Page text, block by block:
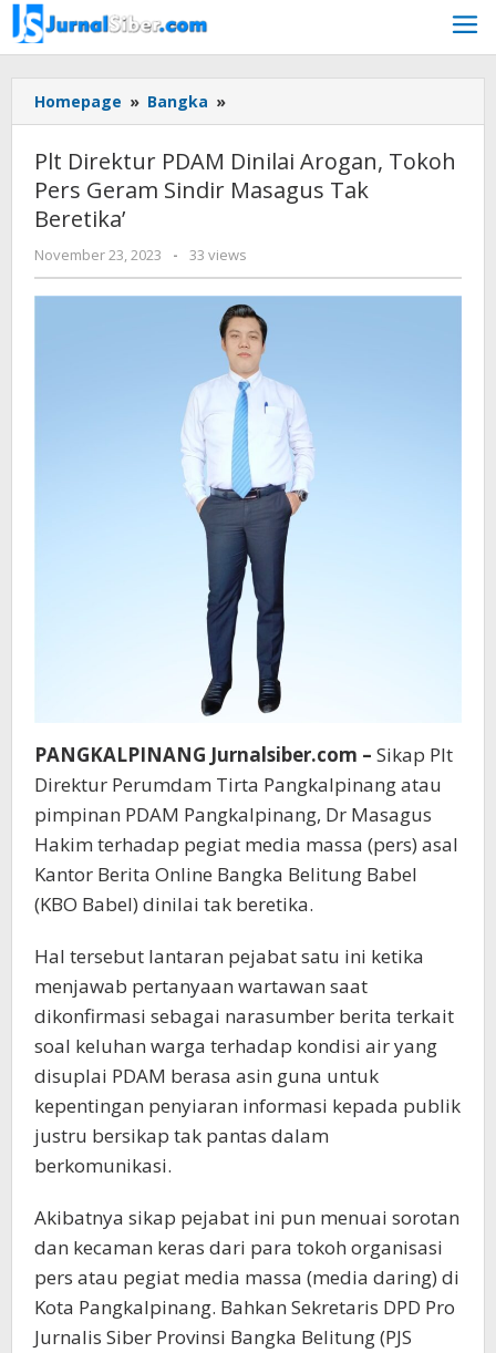
Skip
to
content
Homepage » Bangka »
Direktur
Dinilai
Arogan,
Geram
Sindir
Masagus
Tak
Beretika'
Plt Direktur PDAM Dinilai Arogan, Tokoh
Pers Geram Sindir Masagus Tak
Beretika’
November 23, 2023
by
Jurnalsiber
- 33 views
PANGKALPINANG Jurnalsiber.com – Sikap Plt
Direktur Perumdam Tirta Pangkalpinang atau
pimpinan PDAM Pangkalpinang, Dr Masagus
Hakim terhadap pegiat media massa (pers) asal
Kantor Berita Online Bangka Belitung Babel
(KBO Babel) dinilai tak beretika.
Hal tersebut lantaran pejabat satu ini ketika
menjawab pertanyaan wartawan saat
dikonfirmasi sebagai narasumber berita terkait
soal keluhan warga terhadap kondisi air yang
disuplai PDAM berasa asin guna untuk
kepentingan penyiaran informasi kepada publik
justru bersikap tak pantas dalam
berkomunikasi.
Akibatnya sikap pejabat ini pun menuai sorotan
dan kecaman keras dari para tokoh organisasi
pers atau pegiat media massa (media daring) di
Kota Pangkalpinang. Bahkan Sekretaris DPD Pro
Jurnalis Siber Provinsi Bangka Belitung (PJS